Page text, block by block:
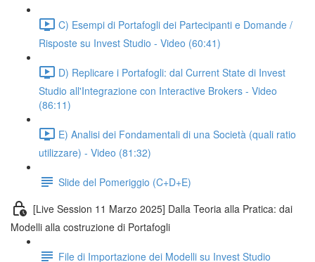
C) Esempi di Portafogli dei Partecipanti e Domande /
Risposte su Invest Studio - Video (60:41)
D) Replicare i Portafogli: dal Current State di Invest
Studio all'Integrazione con Interactive Brokers - Video
(86:11)
E) Analisi dei Fondamentali di una Società (quali ratio
utilizzare) - Video (81:32)
Slide del Pomeriggio (C+D+E)
[Live Session 11 Marzo 2025] Dalla Teoria alla Pratica: dai
Modelli alla costruzione di Portafogli
File di Importazione dei Modelli su Invest Studio